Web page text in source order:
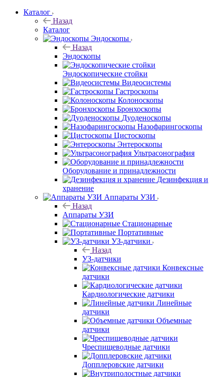
Каталог
Назад
Каталог
Эндоскопы
Назад
Эндоскопы
Эндоскопические стойки
Видеосистемы
Гастроскопы
Колоноскопы
Бронхоскопы
Дуоденоскопы
Назофарингоскопы
Цистоскопы
Энтероскопы
Ультрасонография
Оборудование и принадлежности
Дезинфекция и
хранение
Аппараты УЗИ
Назад
Аппараты УЗИ
Стационарные
Портативные
УЗ-датчики
Назад
УЗ-датчики
Конвексные
датчики
Кардиологические датчики
Линейные
датчики
Объемные
датчики
Чреспищеводные датчики
Допплеровские датчики